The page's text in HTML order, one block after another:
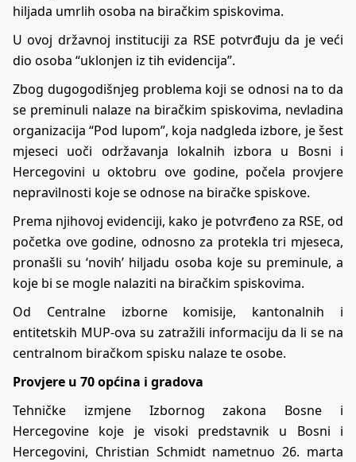
hiljada umrlih osoba na biračkim spiskovima.
U ovoj državnoj instituciji za RSE potvrđuju da je veći
dio osoba “uklonjen iz tih evidencija”.
Zbog dugogodišnjeg problema koji se odnosi na to da
se preminuli nalaze na biračkim spiskovima, nevladina
organizacija “Pod lupom”, koja nadgleda izbore, je šest
mjeseci uoči održavanja lokalnih izbora u Bosni i
Hercegovini u oktobru ove godine, počela provjere
nepravilnosti koje se odnose na biračke spiskove.
Prema njihovoj evidenciji, kako je potvrđeno za RSE, od
početka ove godine, odnosno za protekla tri mjeseca,
pronašli su ‘novih’ hiljadu osoba koje su preminule, a
koje bi se mogle nalaziti na biračkim spiskovima.
Od Centralne izborne komisije, kantonalnih i
entitetskih MUP-ova su zatražili informaciju da li se na
centralnom biračkom spisku nalaze te osobe.
Provjere u 70 općina i gradova
Tehničke izmjene Izbornog zakona Bosne i
Hercegovine koje je visoki predstavnik u Bosni i
Hercegovini, Christian Schmidt nametnuo 26. marta